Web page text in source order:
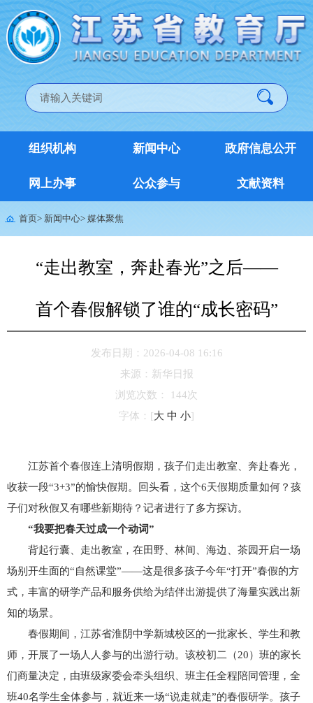
组织机构 新闻中心 政府信息公开
网上办事 公众参与 文献资料
首页> 新闻中心> 媒体聚焦
“走出教室，奔赴春光”之后——
首个春假解锁了谁的“成长密码”
发布日期：2026-04-08 16:16
来源： 新华日报
浏览次数：
144次
字体： [大 中 小]
江苏首个春假连上清明假期，孩子们走出教室、奔赴春光，
收获一段“3+3”的愉快假期。回头看，这个6天假期质量如何？孩
子们对秋假又有哪些新期待？记者进行了多方探访。
“我要把春天过成一个动词”
背起行囊、走出教室，在田野、林间、海边、茶园开启一场
场别开生面的“自然课堂”——这是很多孩子今年“打开”春假的方
式，丰富的研学产品和服务供给为结伴出游提供了海量实践出新
知的场景。
春假期间，江苏省淮阴中学新城校区的一批家长、学生和教
师，开展了一场人人参与的出游行动。该校初二（20）班的家长
们商量决定，由班级家委会牵头组织、班主任全程陪同管理，全
班40名学生全体参与，就近来一场“说走就走”的春假研学。孩子